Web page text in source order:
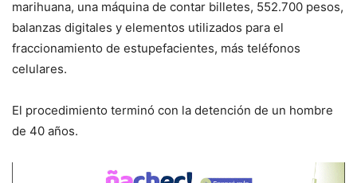
marihuana, una máquina de contar billetes, 552.700 pesos,
balanzas digitales y elementos utilizados para el
fraccionamiento de estupefacientes, más teléfonos
celulares.
El procedimiento terminó con la detención de un hombre
de 40 años.